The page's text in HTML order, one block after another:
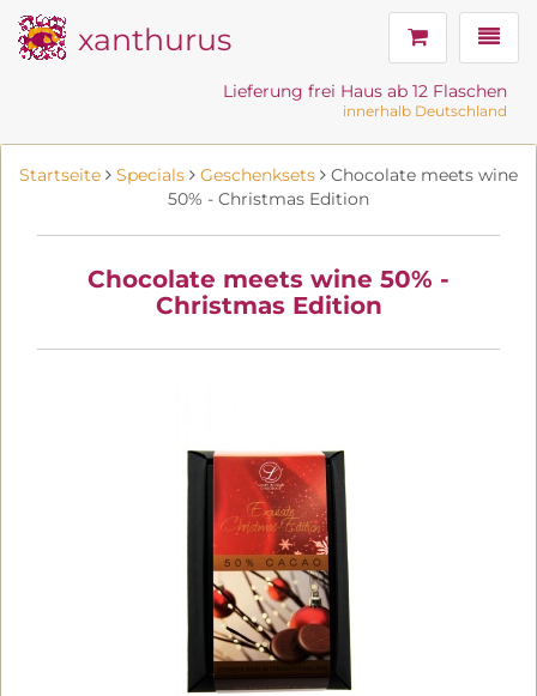
xanthurus
Lieferung frei Haus ab 12 Flaschen
innerhalb Deutschland
Startseite Specials Geschenksets
Chocolate meets wine
50% - Christmas Edition
Chocolate meets wine 50% -
Christmas Edition